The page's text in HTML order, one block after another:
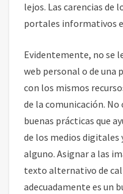
lejos. Las carencias de
portales informativos
Evidentemente, no se
web personal o de una
con los mismos
de la comunicación.
buenas prácticas que
de los medios digitales
alguno. Asignar a las
texto alternativo de
adecuadamente es un